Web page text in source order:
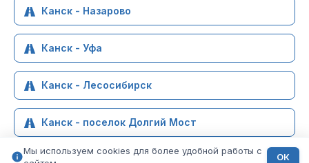
Канск - Назарово
Канск - Уфа
Канск - Лесосибирск
Канск - поселок Долгий Мост
Мы используем cookies для более удобной работы с
ОК